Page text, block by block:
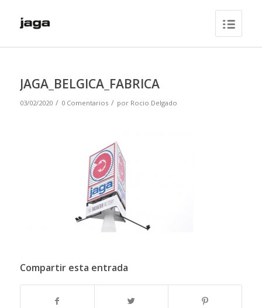
JAGA_BELGICA_FABRICA
03/02/2020 / 0 Comentarios / por Rocio Delgado
Compartir esta entrada